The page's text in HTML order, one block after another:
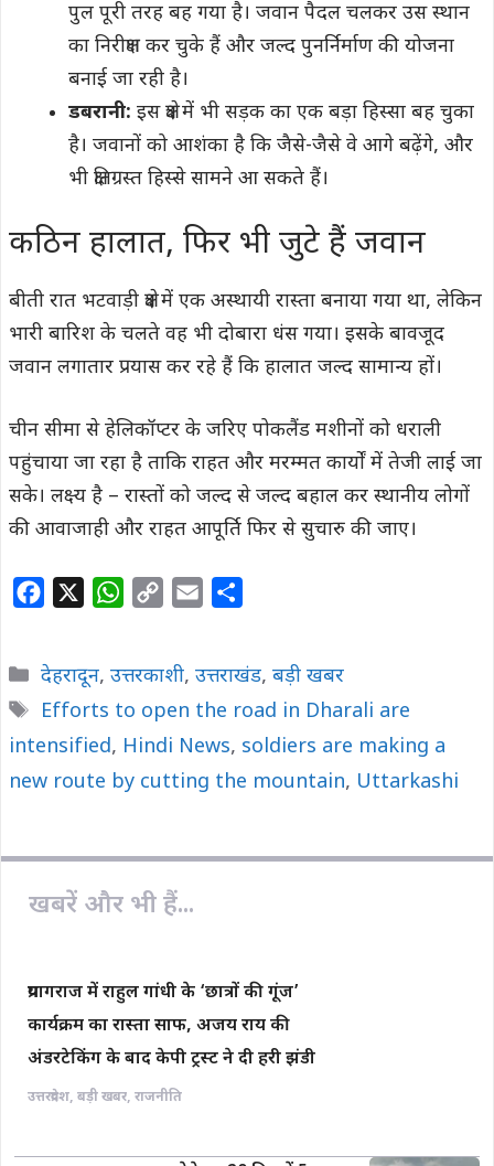
पुल पूरी तरह बह गया है। जवान पैदल चलकर उस स्थान
का निरीक्षण कर चुके हैं और जल्द पुनर्निर्माण की योजना
बनाई जा रही है।
डबरानी: इस क्षेत्र में भी सड़क का एक बड़ा हिस्सा बह चुका
है। जवानों को आशंका है कि जैसे-जैसे वे आगे बढ़ेंगे, और
भी क्षतिग्रस्त हिस्से सामने आ सकते हैं।
कठिन हालात, फिर भी जुटे हैं जवान
बीती रात भटवाड़ी क्षेत्र में एक अस्थायी रास्ता बनाया गया था, लेकिन
भारी बारिश के चलते वह भी दोबारा धंस गया। इसके बावजूद
जवान लगातार प्रयास कर रहे हैं कि हालात जल्द सामान्य हों।
चीन सीमा से हेलिकॉप्टर के जरिए पोकलैंड मशीनों को धराली
पहुंचाया जा रहा है ताकि राहत और मरम्मत कार्यों में तेजी लाई जा
सके। लक्ष्य है – रास्तों को जल्द से जल्द बहाल कर स्थानीय लोगों
की आवाजाही और राहत आपूर्ति फिर से सुचारु की जाए।
e
b
o
o
W
t
s
A
p
y
L
i
n
i
l
r
e
Categories
देहरादून, उत्तरकाशी, उत्तराखंड, बड़ी खबर
Tags
Efforts to open the road in Dharali are
intensified, Hindi News, soldiers are making a
new route by cutting the mountain, Uttarkashi
खबरें और भी हैं...
प्रयागराज में राहुल गांधी के ‘छात्रों की गूंज’
कार्यक्रम का रास्ता साफ, अजय राय की
अंडरटेकिंग के बाद केपी ट्रस्ट ने दी हरी झंडी
उत्तरप्रदेश, बड़ी खबर, राजनीति